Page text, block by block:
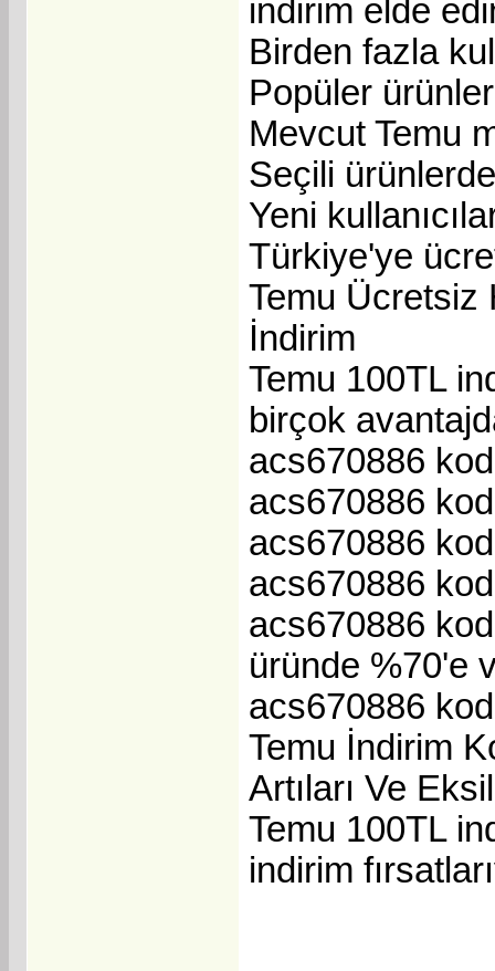
indirim elde
Birden fazla
Popüler
Mevcut Temu
Seçili
Yeni
Türkiye'ye
Temu Ücretsiz
İndirim
Temu 100TL
birçok
acs670886
acs670886
acs670886
acs670886
acs670886
üründe %70'e
acs670886
Temu İndirim
Artıları Ve
Temu 100TL
indirim